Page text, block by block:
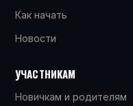
Как начать
Новости
УЧАСТНИКАМ
Новичкам и родителям